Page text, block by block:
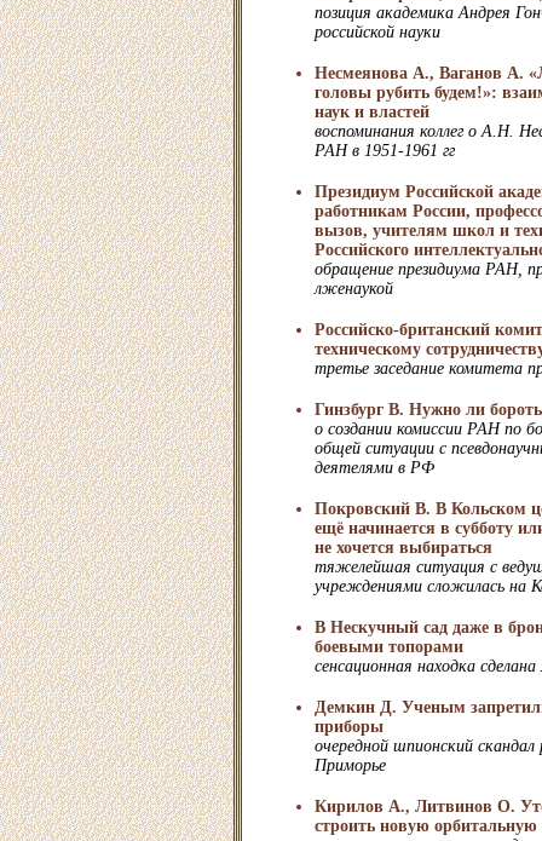
позиция академика Андрея
российской науки
Несмеянова А., Ваганов А.
головы рубить будем!»:
наук и властей
воспоминания коллег о А.Н.
РАН в 1951-1961 гг
Президиум Российской
работникам России,
вызов, учителям школ и
Российского
обращение президиума РАН,
лженаукой
Российско-британский
техническому
третье заседание комитета
Гинзбург В. Нужно ли
о создании комиссии РАН по
общей ситуации с
деятелями в РФ
Покровский В. В Кольском
ещё начинается в субботу
не хочется выбираться
тяжелейшая ситуация с
учреждениями сложилась на
В Нескучный сад даже в
боевыми топорами
сенсационная находка
Демкин Д. Ученым
приборы
очередной шпионский скандал
Приморье
Кирилов А., Литвинов О.
строить новую